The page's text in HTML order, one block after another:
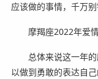
应该做的事情，千万别
摩羯座2022年爱
总体来说这一年的
以做到勇敢的表达自